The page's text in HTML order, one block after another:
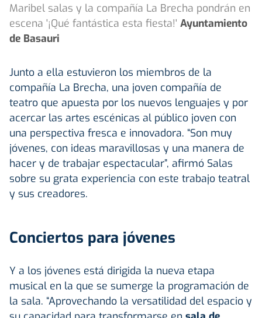
Maribel salas y la compañía La Brecha pondrán en
escena '¡Qué fantástica esta fiesta!' Ayuntamiento
de Basauri
Junto a ella estuvieron los miembros de la
compañía La Brecha, una joven compañía de
teatro que apuesta por los nuevos lenguajes y por
acercar las artes escénicas al público joven con
una perspectiva fresca e innovadora. “Son muy
jóvenes, con ideas maravillosas y una manera de
hacer y de trabajar espectacular”, afirmó Salas
sobre su grata experiencia con este trabajo teatral
y sus creadores.
Conciertos para jóvenes
Y a los jóvenes está dirigida la nueva etapa
musical en la que se sumerge la programación de
la sala. “Aprovechando la versatilidad del espacio y